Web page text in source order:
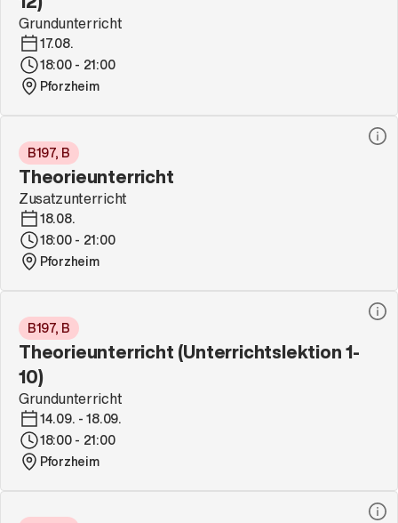
Grundunterricht
17.08.
18:00 - 21:00
Pforzheim
B197, B
Theorieunterricht
Zusatzunterricht
18.08.
18:00 - 21:00
Pforzheim
B197, B
Theorieunterricht (Unterrichtslektion 1-
10)
Grundunterricht
14.09. - 18.09.
18:00 - 21:00
Pforzheim